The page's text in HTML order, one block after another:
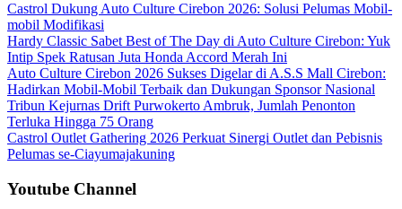
Castrol Dukung Auto Culture Cirebon 2026: Solusi Pelumas Mobil-
mobil Modifikasi
Hardy Classic Sabet Best of The Day di Auto Culture Cirebon: Yuk
Intip Spek Ratusan Juta Honda Accord Merah Ini
Auto Culture Cirebon 2026 Sukses Digelar di A.S.S Mall Cirebon:
Hadirkan Mobil-Mobil Terbaik dan Dukungan Sponsor Nasional
Tribun Kejurnas Drift Purwokerto Ambruk, Jumlah Penonton
Terluka Hingga 75 Orang
Castrol Outlet Gathering 2026 Perkuat Sinergi Outlet dan Pebisnis
Pelumas se-Ciayumajakuning
Youtube Channel